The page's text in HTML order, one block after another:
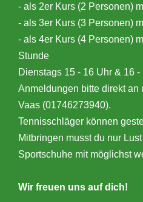
- als 2er Kurs (2 Personen)
- als 3er Kurs (3 Personen)
- als 4er Kurs (4 Personen)
Stunde
Dienstags 15 - 16 Uhr & 16 -
Anmeldungen bitte direkt an
Vaas (01746273940).
Tennisschläger können
Mitbringen musst du nur
Sportschuhe mit möglichst
Wir freuen uns auf dich!